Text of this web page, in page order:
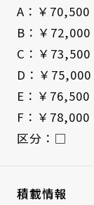
A：￥70,500
B：￥72,000
C：￥73,500
D：￥75,000
E：￥76,500
F：￥78,000
区分：□
積載情報